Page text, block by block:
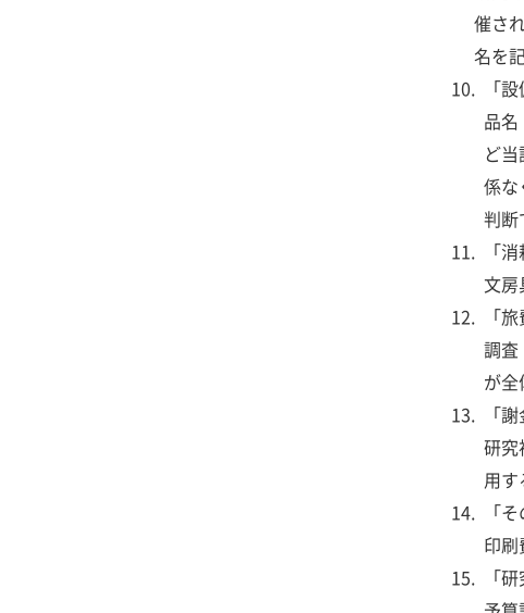
催さ
名を
「
品
ど
係な
判断
「
文房
「
調査
が
「
研究
用す
「
印
「